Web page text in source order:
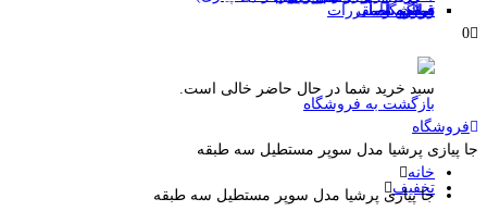
صفحه اصلی
فروشگاه
درباره ما
تماس با ما
قوانین و مقررات
وبلاگ
0
سبد خرید شما در حال حاضر خالی است.
بازگشت به فروشگاه
فروشگاه
جا پیازی پرشیا مدل سوپر مستطیل سه طبقه
خانه
تخفیف
جا پیازی پرشیا مدل سوپر مستطیل سه طبقه